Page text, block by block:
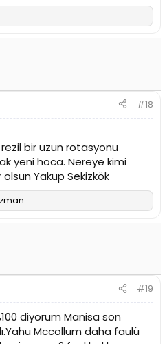
#18
bir uzun rotasyonu
yeni hoca. Nereye kimi
Yakup Sekizkök
#19
diyorum Manisa son
Mccollum daha faulü